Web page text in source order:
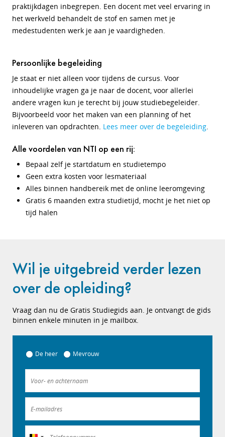
praktijkdagen inbegrepen. Een docent met veel ervaring in
het werkveld behandelt de stof en samen met je
medestudenten werk je aan je vaardigheden.
Persoonlijke begeleiding
Je staat er niet alleen voor tijdens de cursus. Voor
inhoudelijke vragen ga je naar de docent, voor allerlei
andere vragen kun je terecht bij jouw studiebegeleider.
Bijvoorbeeld voor het maken van een planning of het
inleveren van opdrachten. Lees meer over de begeleiding.
Alle voordelen van NTI op een rij:
Bepaal zelf je startdatum en studietempo
Geen extra kosten voor lesmateriaal
Alles binnen handbereik met de online leeromgeving
Gratis 6 maanden extra studietijd, mocht je het niet op
tijd halen
Wil je uitgebreid verder lezen
over de opleiding?
Vraag dan nu de Gratis Studiegids aan. Je ontvangt de gids
binnen enkele minuten in je mailbox.
De heer Mevrouw